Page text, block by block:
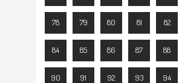
78 79 80 81 82
84 85 86 87 88
90 91 92 93 94